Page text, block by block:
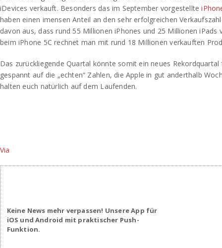
iDevices verkauft. Besonders das im September vorgestellte
haben einen imensen Anteil an den sehr erfolgreichen
davon aus, dass rund 55 Millionen iPhones und 25 Millionen iPads
beim iPhone 5C rechnet man mit rund 18 Millionen verkauften
Das zurückliegende Quartal könnte somit ein neues Rekordquartal
gespannt auf die „echten“ Zahlen, die Apple in gut anderthalb
halten euch natürlich auf dem Laufenden.
Via
Keine News mehr verpassen! Unsere App für
iOS und Android mit praktischer Push-
Funktion.